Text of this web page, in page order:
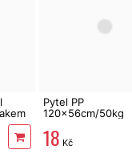
Pytel PP
120x56cm/50kg
pletený
18 Kč